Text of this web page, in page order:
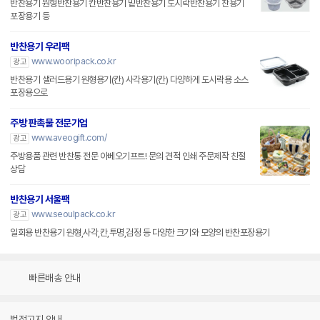
반찬용기 원형반찬용기 칸반찬용기 밑반찬용기 도시락반찬용기 찬용기
포장용기 등
반찬용기 우리팩
광고 www.wooripack.co.kr
반찬용기 샐러드용기 원형용기(칸) 사각용기(칸) 다양하게 도시락용 소스
포장용으로
주방 판촉물 전문기업
광고 www.aveogift.com/
주방용품 관련 반찬통 전문 아베오기프트! 문의 견적 인쇄 주문제작 친절
상담
반찬용기 서울팩
광고 www.seoulpack.co.kr
일회용 반찬용기 원형,사각,칸,투명,검정 등 다양한 크기와 모양의 반찬포장용기
빠른배송 안내